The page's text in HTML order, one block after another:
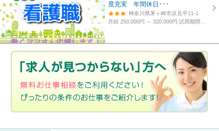
度充実 年間休日･･･
神奈川県茅ヶ崎市浜見平11-1
月給 250,000円 ～ 320,000円試用期間あり。3カ月～4カ月。